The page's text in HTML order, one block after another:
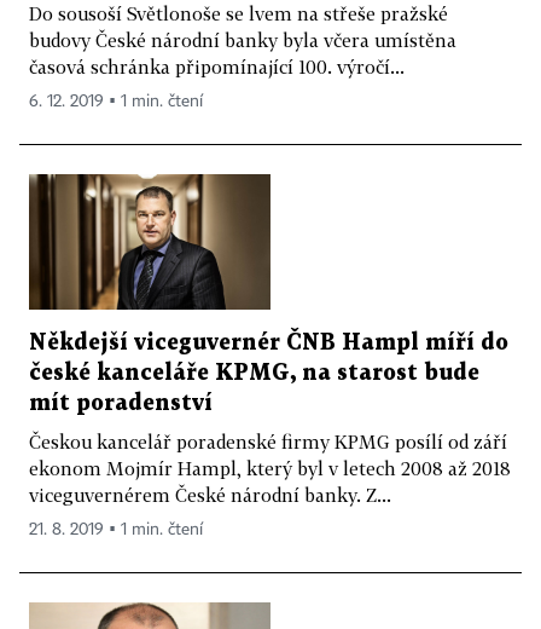
Do sousoší Světlonoše se lvem na střeše pražské
budovy České národní banky byla včera umístěna
časová schránka připomínající 100. výročí...
6. 12. 2019 ▪ 1 min. čtení
Někdejší viceguvernér ČNB Hampl míří do
české kanceláře KPMG, na starost bude
mít poradenství
Českou kancelář poradenské firmy KPMG posílí od září
ekonom Mojmír Hampl, který byl v letech 2008 až 2018
viceguvernérem České národní banky. Z...
21. 8. 2019 ▪ 1 min. čtení